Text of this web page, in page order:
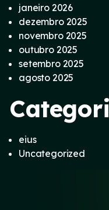
janeiro 2026
dezembro 2025
novembro 2025
outubro 2025
setembro 2025
agosto 2025
eius
Uncategorized